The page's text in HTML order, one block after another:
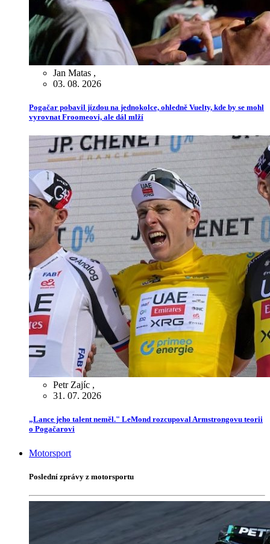
Jan Matas ,
03. 08. 2026
Pogačar pobavil jízdou na jednokolce, ohledně Vuelty, kde by se mohl
vyrovnat Froomeovi, ale dál mlží
Petr Zajíc ,
31. 07. 2026
„Lance jeho talent neměl." LeMond rozcupoval Armstrongovu teorii
o Pogačarovi
Motorsport
Poslední zprávy z motorsportu